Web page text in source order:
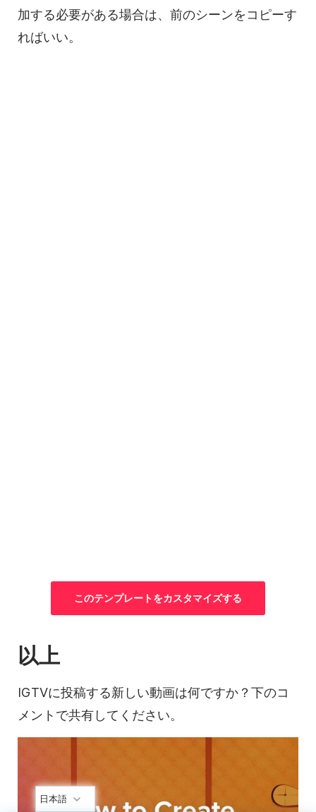
加する必要がある場合は、前のシーンをコピーす
ればいい。
このテンプレートをカスタマイズする
以上
IGTVに投稿する新しい動画は何ですか？下のコ
メントで共有してください。
日本語